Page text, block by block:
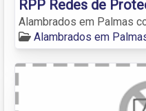
RPP Redes de
Alambrados em Palmas
Alambrados em